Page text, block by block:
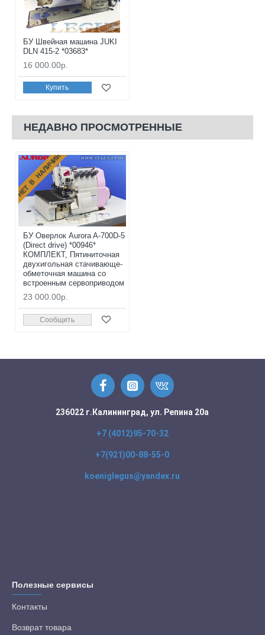
БУ Швейная машина JUKI
DLN 415-2 *03683*
16 000.00р.
Купить
НЕДАВНО ПРОСМОТРЕННЫЕ
НЕТ В НАЛИЧИИ
БУ Оверлок Aurora A-700D-5
(Direct drive) *00946*
КОМПЛЕКТ, Пятиниточная
двухигольная стачивающе-
обметочная машина со
встроенным сервоприводом
23 000.00р.
Сообщить
236022 г.Калининград, ул. Репина 20а
+7 (4012)95-70-32
+7(921)00-88-55-0
koeniglegus@yandex.ru
Полезные сервисы
Контакты
Возврат товара